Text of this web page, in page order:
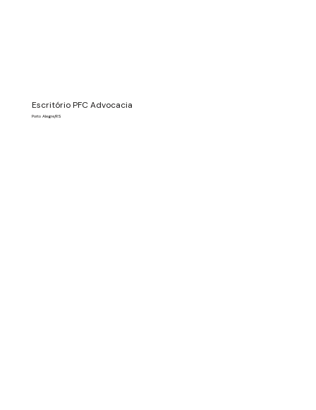
Escritório PFC Advocacia
Porto Alegre/RS